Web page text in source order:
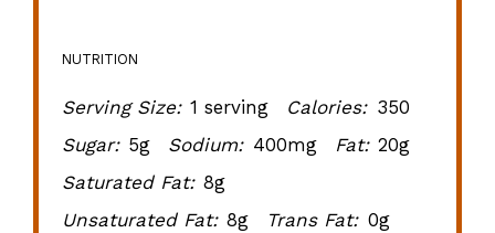
NUTRITION
Serving Size: 1 serving Calories: 350
Sugar: 5g Sodium: 400mg Fat: 20g
Saturated Fat: 8g
Unsaturated Fat: 8g Trans Fat: 0g